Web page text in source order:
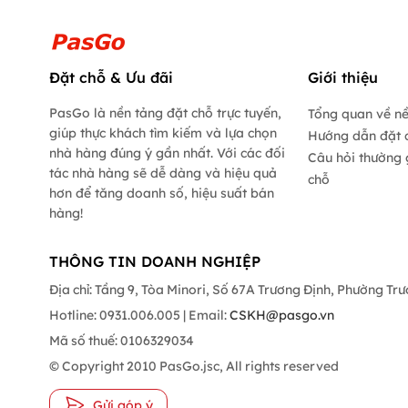
Đặt chỗ & Ưu đãi
PasGo là nền tảng đặt chỗ trực tuyến,
giúp thực khách tìm kiếm và lựa chọn
nhà hàng đúng ý gần nhất. Với các đối
tác nhà hàng sẽ dễ dàng và hiệu quả
hơn để tăng doanh số, hiệu suất bán
hàng!
Giới thiệu
Tổng quan về
Hướng dẫn đặt
Câu hỏi thường
chỗ
THÔNG TIN DOANH NGHIỆP
Địa chỉ: Tầng 9, Tòa Minori, Số 67A Trương Định, Phường
Hotline: 0931.006.005 | Email:CSKH@pasgo.vn
Mã số thuế: 0106329034
© Copyright 2010 PasGo.jsc, All rights reserved